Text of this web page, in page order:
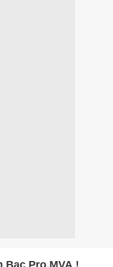
Bac Pro MVA !